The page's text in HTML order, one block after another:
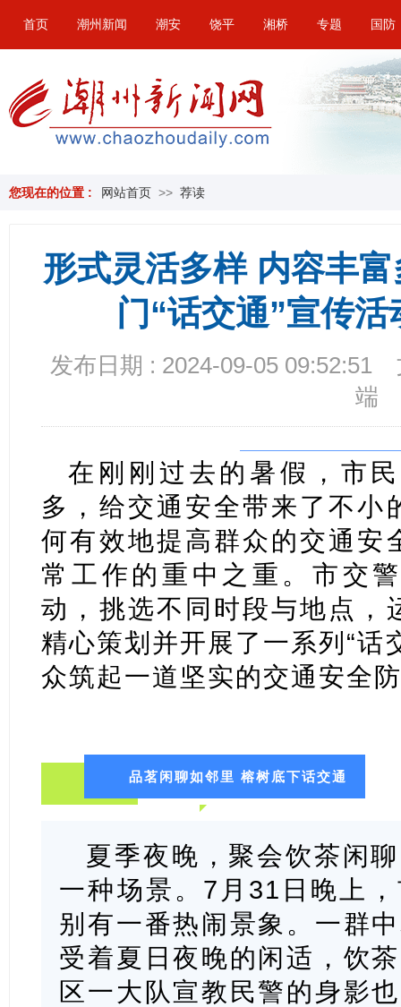
首页 潮州新闻 潮安 饶平 湘桥 专题 国防
您现在的位置 : 网站首页 >> 荐读
形式灵活多样 内容丰
门“话交通”宣传
发布日期 : 2024-09-05 09:52:51
端
在刚刚过去的暑假，市
多，给交通安全带来了不小
何有效地提高群众的交通安
常工作的重中之重。市交
动，挑选不同时段与地点，
精心策划并开展了一系列“话
众筑起一道坚实的交通安全
品茗闲聊如邻里榕树底下话交通
夏季夜晚，聚会饮茶闲
一种场景。7月31日晚上
别有一番热闹景象。一群
受着夏日夜晚的闲适，饮
区一大队宣教民警的身影